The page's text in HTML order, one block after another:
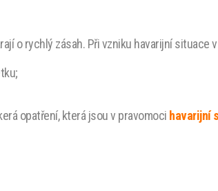
o rychlý zásah. Při vzniku havarijní situace
opatření, která jsou v pravomoci havarijní